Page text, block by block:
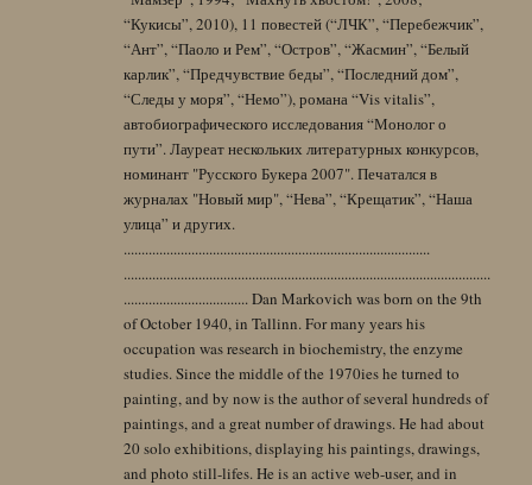
“Кукисы”, 2010), 11 повестей (“ЛЧК”, “Перебежчик”,
“Ант”, “Паоло и Рем”, “Остров”, “Жасмин”, “Белый
карлик”, “Предчувствие беды”, “Последний дом”,
“Следы у моря”, “Немо”), романа “Vis vitalis”,
автобиографического исследования “Монолог о
пути”. Лауреат нескольких литературных конкурсов,
номинант "Русского Букера 2007". Печатался в
журналах "Новый мир", “Нева”, “Крещатик”, “Наша
улица” и других.
......................................................................................
.......................................................................................................
................................... Dan Markovich was born on the 9th
of October 1940, in Tallinn. For many years his
occupation was research in biochemistry, the enzyme
studies. Since the middle of the 1970ies he turned to
painting, and by now is the author of several hundreds of
paintings, and a great number of drawings. He had about
20 solo exhibitions, displaying his paintings, drawings,
and photo still-lifes. He is an active web-user, and in